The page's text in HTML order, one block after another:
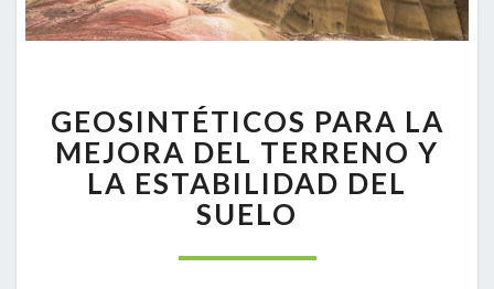
PARA
LA
MEJORA
DEL
TERRENO
LA
GEOSINTÉTICOS PARA LA
MEJORA DEL TERRENO Y
LA ESTABILIDAD DEL
SUELO